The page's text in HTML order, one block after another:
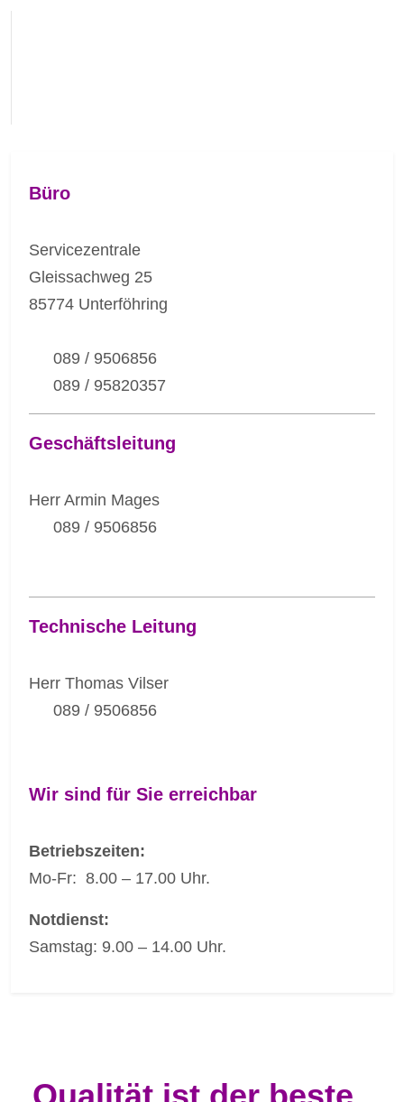
Büro
Servicezentrale
Gleissachweg 25
85774 Unterföhring
089 / 9506856
089 / 95820357
Geschäftsleitung
Herr Armin Mages
089 / 9506856
Technische Leitung
Herr Thomas Vilser
089 / 9506856
Wir sind für Sie erreichbar
Betriebszeiten:
Mo-Fr: 8.00 – 17.00 Uhr.
Notdienst:
Samstag: 9.00 – 14.00 Uhr.